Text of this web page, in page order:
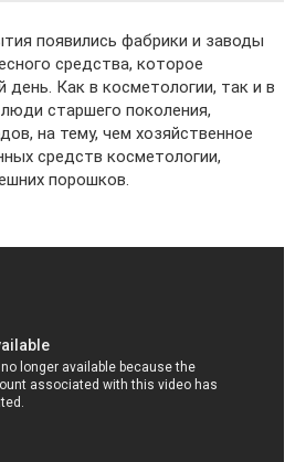
появились фабрики и заводы
средства, которое
день. Как в косметологии, так и в
старшего поколения,
на тему, чем хозяйственное
средств косметологии,
порошков.